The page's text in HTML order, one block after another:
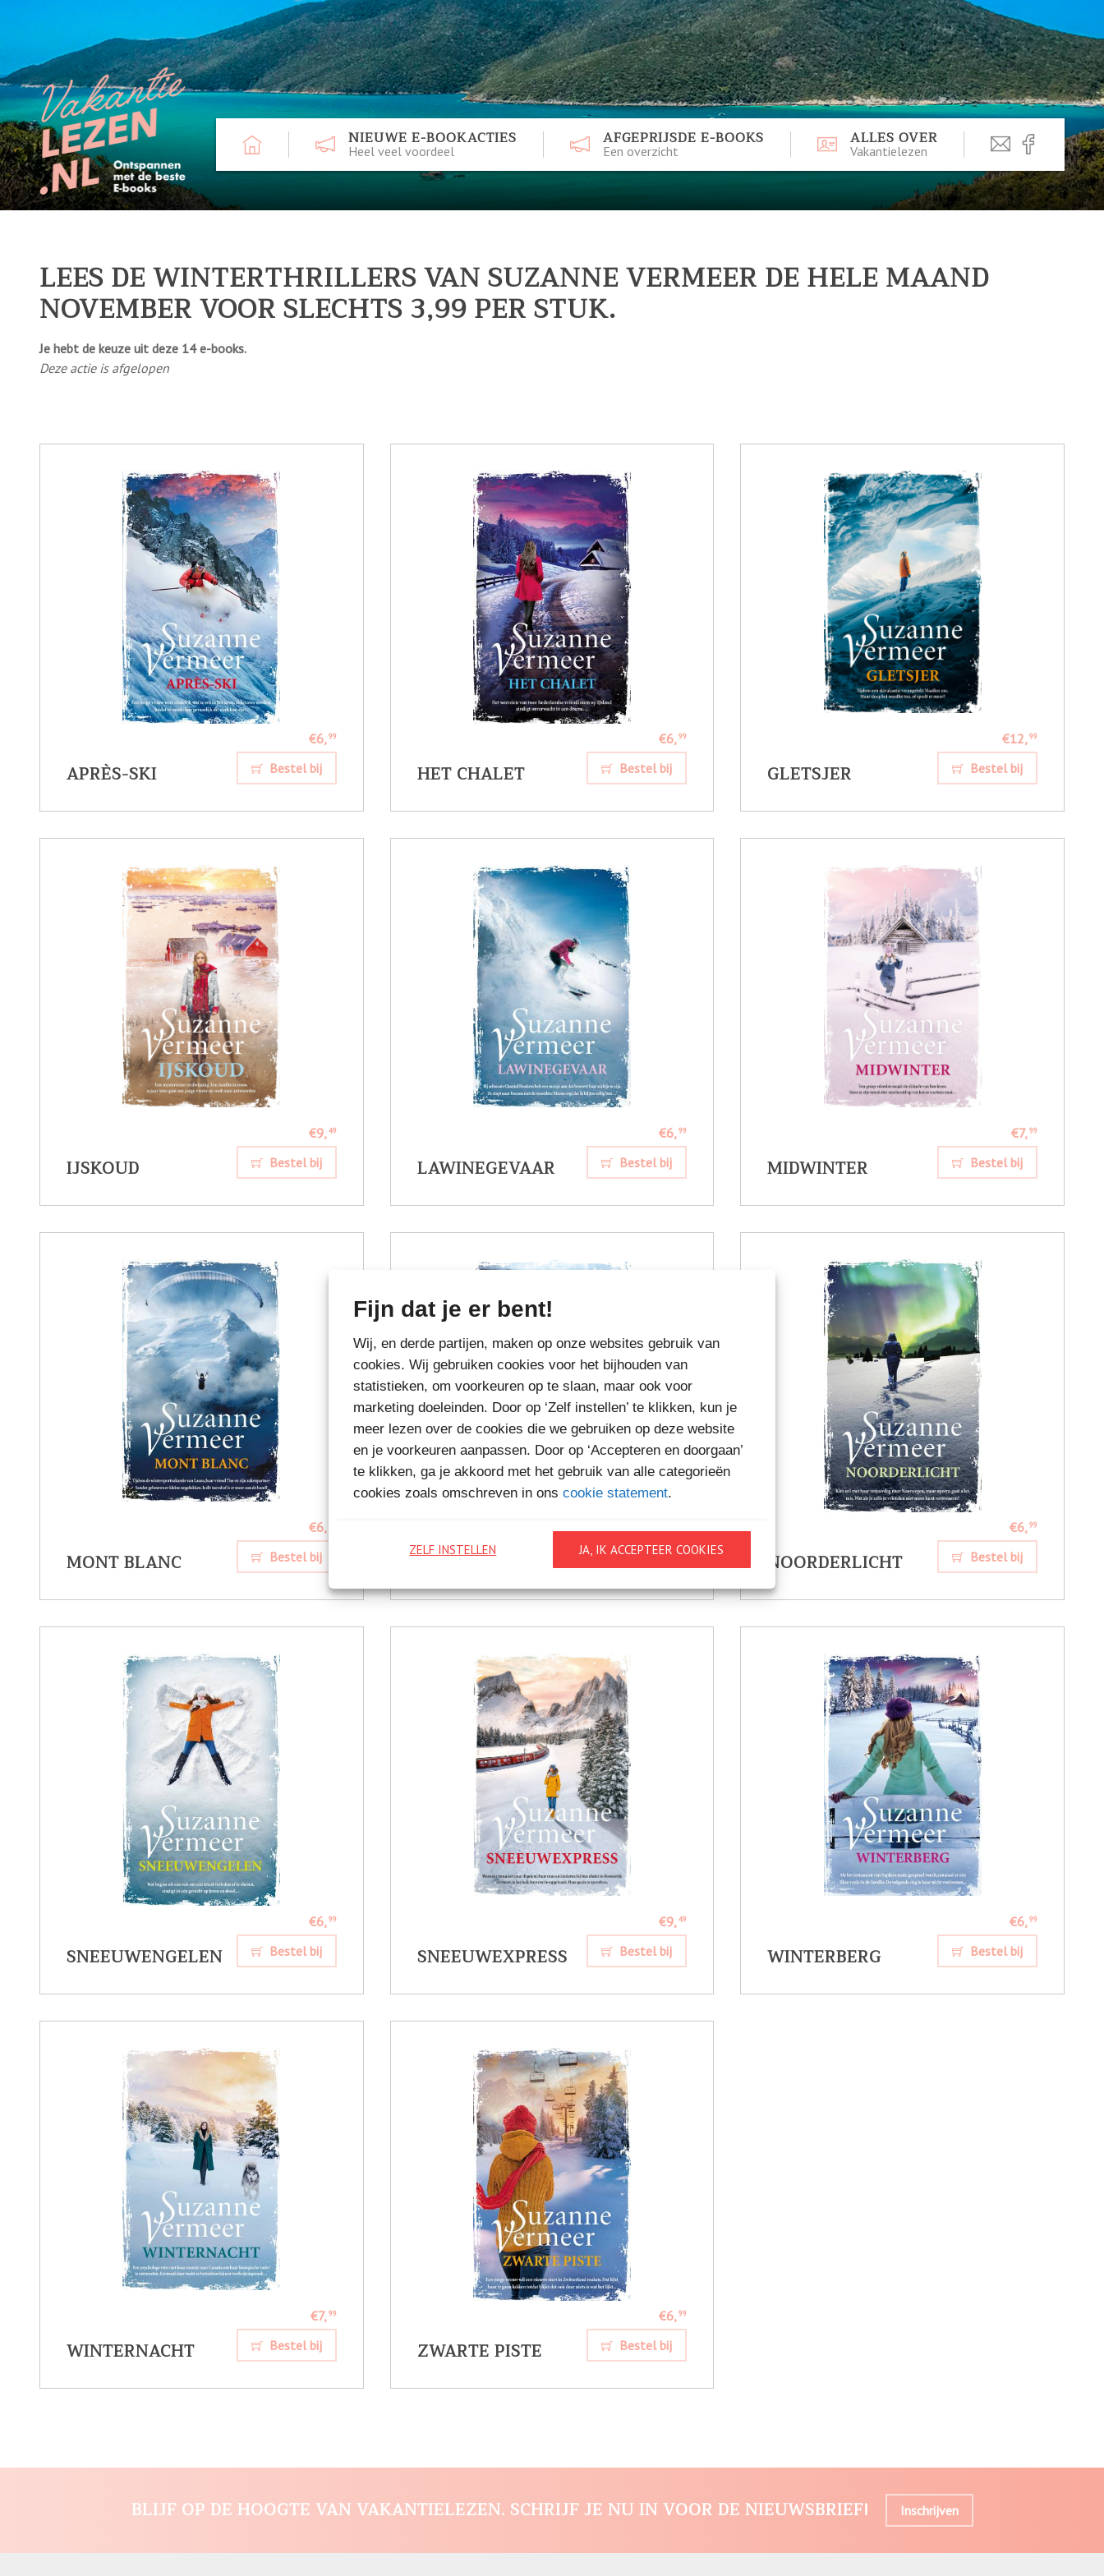
Fijn dat je er bent!
Wij, en derde partijen, maken op onze websites gebruik van
cookies. Wij gebruiken cookies voor het bijhouden van
statistieken, om voorkeuren op te slaan, maar ook voor
marketing doeleinden. Door op ‘Zelf instellen’ te klikken, kun je
meer lezen over de cookies die we gebruiken op deze website
en je voorkeuren aanpassen. Door op ‘Accepteren en doorgaan’
te klikken, ga je akkoord met het gebruik van alle categorieën
cookies zoals omschreven in ons cookie statement.
JA, IK ACCEPTEER COOKIES
ZELF INSTELLEN
NIEUWE E-BOOKACTIES
Heel veel voordeel
AFGEPRIJSDE E-BOOKS
Een overzicht
ALLES OVER
Vakantielezen
LEES DE WINTERTHRILLERS VAN SUZANNE VERMEER DE HELE MAAND
NOVEMBER VOOR SLECHTS 3,99 PER STUK.
Je hebt de keuze uit deze 14 e-books.
Deze actie is afgelopen
APRÈS-SKI
€6,99
Bestel bij HET CHALET
€6,99
Bestel bij GLETSJER
€12,99
Bestel bij
IJSKOUD
€9,49
Bestel bij LAWINEGEVAAR
€6,99
Bestel bij MIDWINTER
€7,99
Bestel bij
MONT BLANC
€6,
Bestel bij NACHTVORST
€9,
Bestel bij NOORDERLICHT
€6,99
Bestel bij
SNEEUWENGELEN
€6,99
Bestel bij SNEEUWEXPRESS
€9,49
Bestel bij WINTERBERG
€6,99
Bestel bij
WINTERNACHT
€7,99
Bestel bij ZWARTE PISTE
€6,99
Bestel bij
BLIJF OP DE HOOGTE VAN VAKANTIELEZEN. SCHRIJF JE NU IN VOOR DE NIEUWSBRIEF! Inschrijven